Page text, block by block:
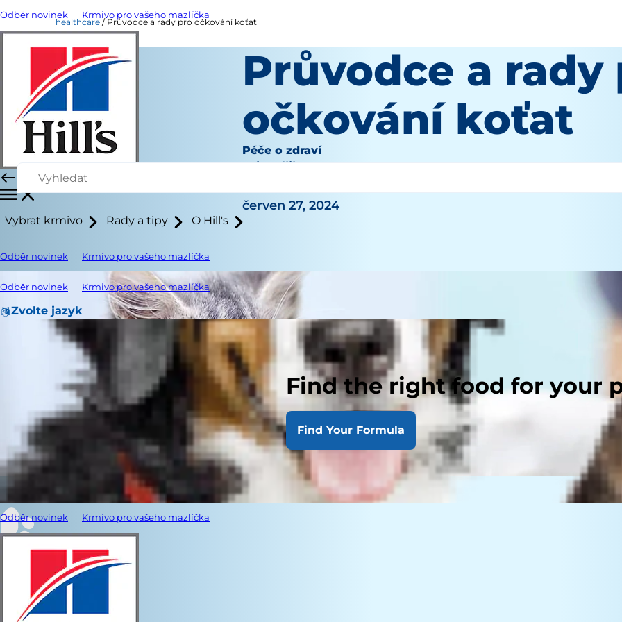
Odběr novinek Krmivo pro vašeho mazlíčka
Vybrat krmivo Rady a tipy O Hill's
Odběr novinek Krmivo pro vašeho mazlíčka
Odběr novinek Krmivo pro vašeho mazlíčka
Zvolte jazyk
Find the right food for your
Find Your Formula
Odběr novinek Krmivo pro vašeho mazlíčka
healthcare Průvodce a rady pro očkování koťat
Průvodce a rady
očkování koťat
Péče o zdraví
Erin Ollila
červen 27, 2024